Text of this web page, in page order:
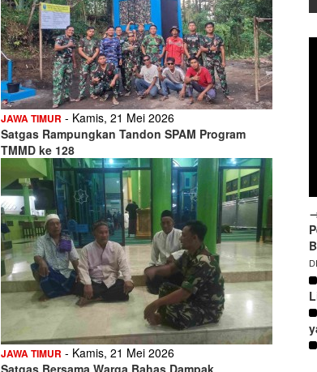
JAWA TIMUR - Kamis, 21 Mei 2026
Satgas Rampungkan Tandon SPAM Program
TMMD ke 128
JAWA TIMUR - Kamis, 21 Mei 2026
Satgas Bersama Warga Bahas Dampak